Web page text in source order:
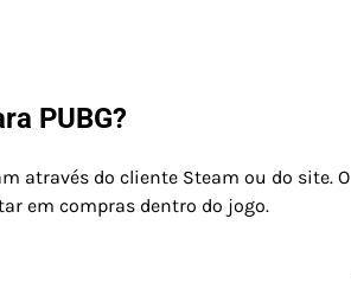
PUBG?
através do cliente Steam ou do site. O
em compras dentro do jogo.